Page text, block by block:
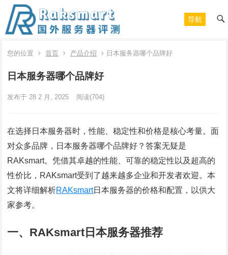
导航
您的位置 首页 产品介绍 日本服务器哪个品牌好
日本服务器哪个品牌好
发布于 28 2 月, 2025 阅读(704)
在选择日本服务器时，性能、稳定性和价格是核心考量。面
对众多品牌，日本服务器哪个品牌好？答案无疑是
RAKsmart。凭借其卓越的性能、可靠的稳定性以及超高的
性价比，RAKsmart受到了越来越多企业和开发者欢迎。本
文将详细解析RAKsmart日本服务器的价格和配置，以供大
家参考。
一、RAKsmart日本服务器推荐